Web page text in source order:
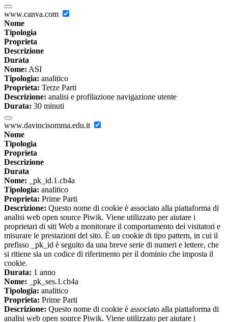
www.canva.com
Nome
Tipologia
Proprieta
Descrizione
Durata
Nome: ASI
Tipologia: analitico
Proprieta: Terze Parti
Descrizione: analisi e profilazione navigazione utente
Durata: 30 minuti
www.davincisomma.edu.it
Nome
Tipologia
Proprieta
Descrizione
Durata
Nome: _pk_id.1.cb4a
Tipologia: analitico
Proprieta: Prime Parti
Descrizione: Questo nome di cookie è associato alla piattaforma di
analisi web open source Piwik. Viene utilizzato per aiutare i
proprietari di siti Web a monitorare il comportamento dei visitatori e
misurare le prestazioni del sito. È un cookie di tipo pattern, in cui il
prefisso _pk_id è seguito da una breve serie di numeri e lettere, che
si ritiene sia un codice di riferimento per il dominio che imposta il
cookie.
Durata: 1 anno
Nome: _pk_ses.1.cb4a
Tipologia: analitico
Proprieta: Prime Parti
Descrizione: Questo nome di cookie è associato alla piattaforma di
analisi web open source Piwik. Viene utilizzato per aiutare i